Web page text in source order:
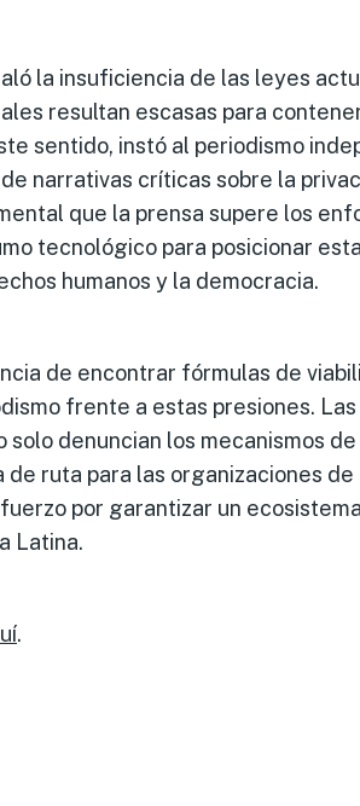
la insuficiencia de las leyes
resultan escasas para
sentido, instó al periodismo
narrativas críticas sobre la
que la prensa supere los
tecnológico para posicionar
humanos y la democracia.
de encontrar fórmulas de
frente a estas presiones.
denuncian los mecanismos
ruta para las organizaciones
por garantizar un
Latina.
.